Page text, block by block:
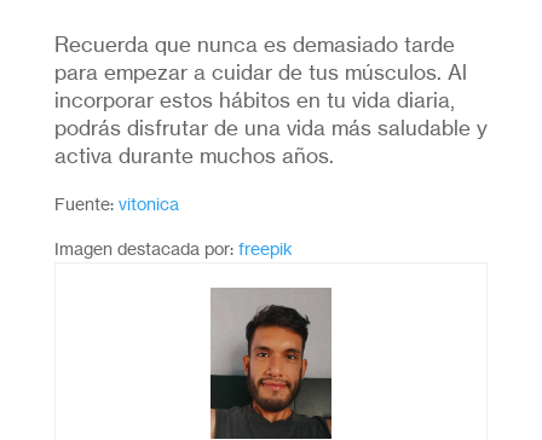
Recuerda que nunca es demasiado tarde
para empezar a cuidar de tus músculos. Al
incorporar estos hábitos en tu vida diaria,
podrás disfrutar de una vida más saludable y
activa durante muchos años.
Fuente: vitonica
Imagen destacada por: freepik